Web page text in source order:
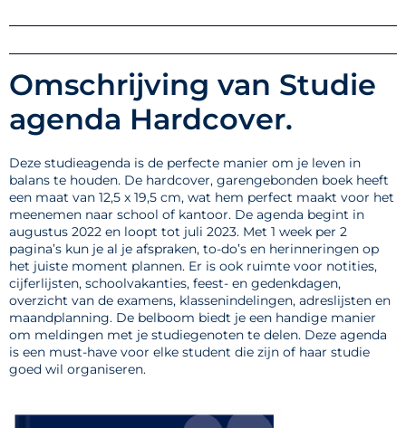
Omschrijving van Studie
agenda Hardcover.
Deze studieagenda is de perfecte manier om je leven in
balans te houden. De hardcover, garengebonden boek heeft
een maat van 12,5 x 19,5 cm, wat hem perfect maakt voor het
meenemen naar school of kantoor. De agenda begint in
augustus 2022 en loopt tot juli 2023. Met 1 week per 2
pagina’s kun je al je afspraken, to-do’s en herinneringen op
het juiste moment plannen. Er is ook ruimte voor notities,
cijferlijsten, schoolvakanties, feest- en gedenkdagen,
overzicht van de examens, klassenindelingen, adreslijsten en
maandplanning. De belboom biedt je een handige manier
om meldingen met je studiegenoten te delen. Deze agenda
is een must-have voor elke student die zijn of haar studie
goed wil organiseren.